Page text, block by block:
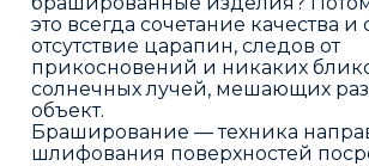
это всегда сочетание качества и
отсутствие царапин, следов от
прикосновений и никаких
солнечных лучей, мешающих
объект.
Браширование — техника
шлифования поверхностей